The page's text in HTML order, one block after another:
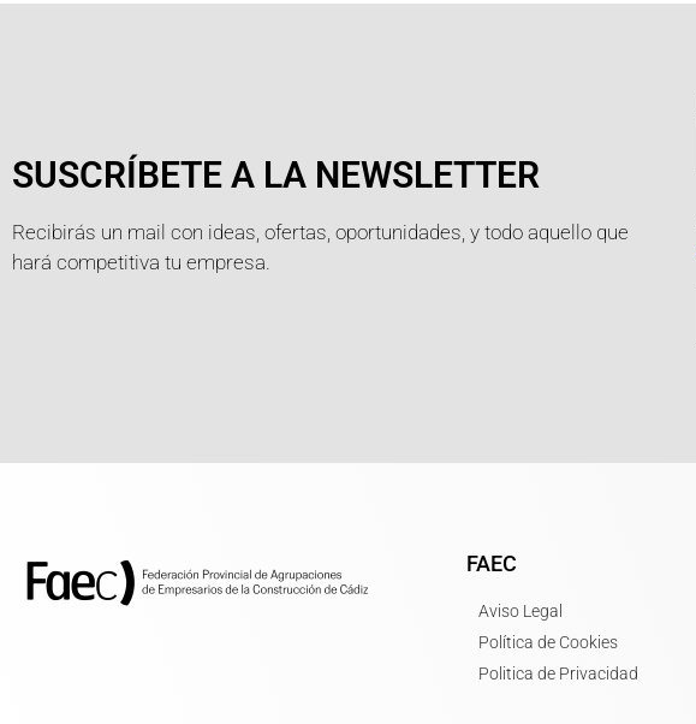
SUSCRÍBETE A LA NEWSLETTER
Recibirás un mail con ideas, ofertas, oportunidades, y todo aquello que
hará competitiva tu empresa.
FAEC
Aviso Legal
Política de Cookies
Politica de Privacidad